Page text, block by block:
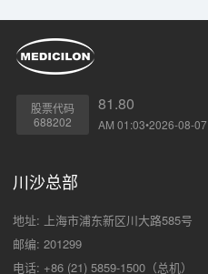
股票代码
688202
81.80
AM 01:03•2026-08-07
川沙总部
地址: 上海市浦东新区川大路585号
邮编: 201299
电话: +86 (21) 5859-1500（总机）